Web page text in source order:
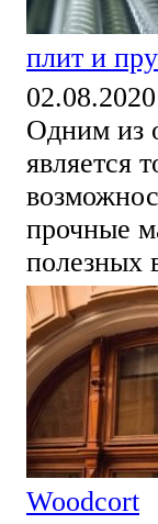
плит и
02.08.2020
Одним из
является
прочные
полезных
Woodcort